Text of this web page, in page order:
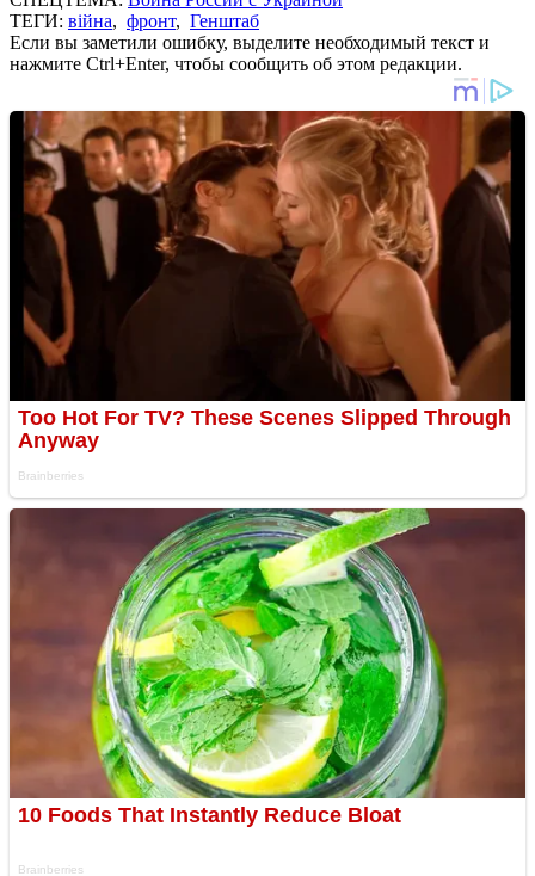
ТЕГИ: війна, фронт, Генштаб
Если вы заметили ошибку, выделите необходимый текст и
нажмите Ctrl+Enter, чтобы сообщить об этом редакции.